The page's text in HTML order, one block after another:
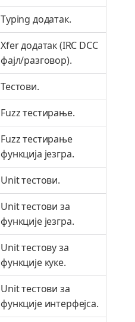
Typing додатак.
Xfer додатак (IRC DCC
фајл/разговор).
Тестови.
Fuzz тестирање.
Fuzz тестирање
функција језгра.
Unit тестови.
Unit тестови за
функције језгра.
Unit тестову за
функције куке.
Unit тестови за
функције интерфејса.